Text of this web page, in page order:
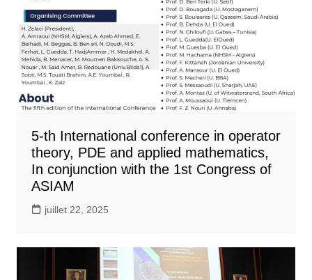
5-th International conference in operator
theory, PDE and applied mathematics,
In conjunction with the 1st Congress of
ASIAM
juillet 22, 2025